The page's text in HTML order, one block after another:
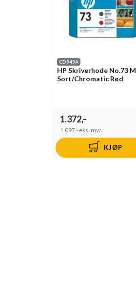
CD949A
HP Skriverhode No.73
Sort/Chromatic Rød
1.372,-
1.097,- eks. mva
KJØP